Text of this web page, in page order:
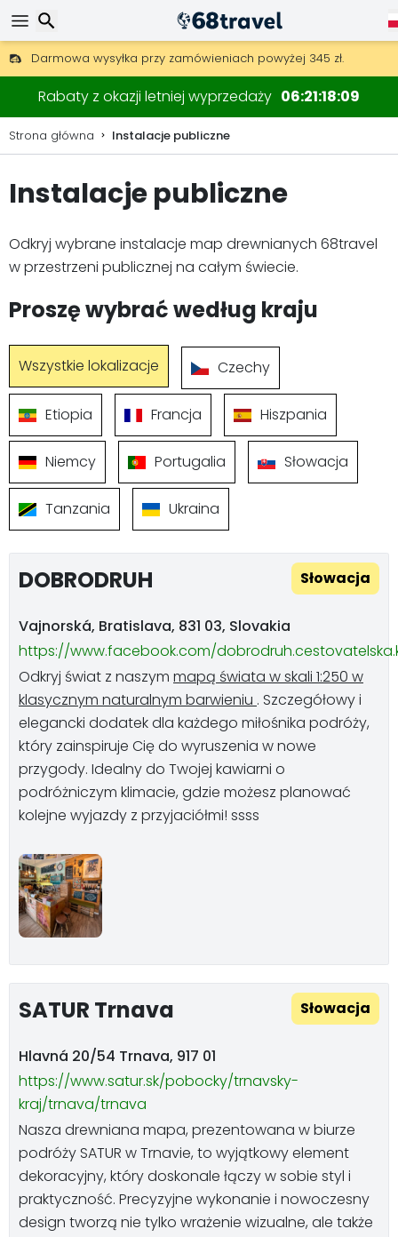
Darmowa wysyłka przy zamówieniach powyżej 345 zł.
30 dni na zwrot, 90 dni na drewniane mapy i dekoracje.
Rabaty z okazji letniej wyprzedaży 06 21 18 08
Strona główna Instalacje publiczne
Instalacje publiczne
Odkryj wybrane instalacje map drewnianych 68travel
w przestrzeni publicznej na całym świecie.
Proszę wybrać według kraju
Wszystkie lokalizacje Czechy
Etiopia Francja Hiszpania
Niemcy Portugalia Słowacja
Tanzania Ukraina
Słowacja
DOBRODRUH
Vajnorská, Bratislava, 831 03, Slovakia
https://www.facebook.com/
Odkryj świat z naszym mapą świata w skali 1:250 w
klasycznym naturalnym barwieniu . Szczegółowy i
elegancki dodatek dla każdego miłośnika podróży,
który zainspiruje Cię do wyruszenia w nowe
przygody. Idealny do Twojej kawiarni o
podróżniczym klimacie, gdzie możesz planować
kolejne wyjazdy z przyjaciółmi! ssss
Słowacja
SATUR Trnava
Hlavná 20/54 Trnava, 917 01
https://www.satur.sk/pobocky/trnavsky-
kraj/trnava/trnava
Nasza drewniana mapa, prezentowana w biurze
podróży SATUR w Trnavie, to wyjątkowy element
dekoracyjny, który doskonale łączy w sobie styl i
praktyczność. Precyzyjne wykonanie i nowoczesny
design tworzą nie tylko wrażenie wizualne, ale także
Wyszukaj
Wyszukaj